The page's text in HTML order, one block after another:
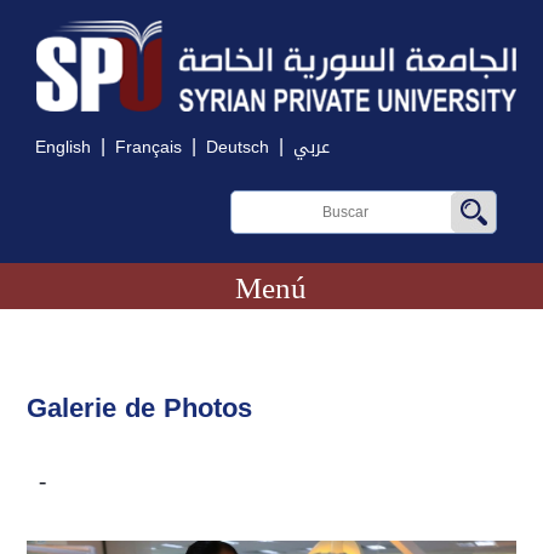
English | Français | Deutsch | عربي
Menú
Galerie de Photos
-